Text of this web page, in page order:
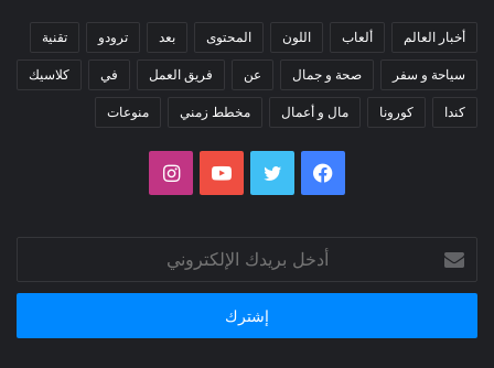
أخبار العالم ألعاب اللون المحتوى بعد ترودو تقنية
سياحة و سفر صحة و جمال عن فريق العمل في كلاسيك
كندا كورونا مال و أعمال مخطط زمني منوعات
فيسبوك تويتر يوتيوبانستقرام
بريدك
الإلكتروني